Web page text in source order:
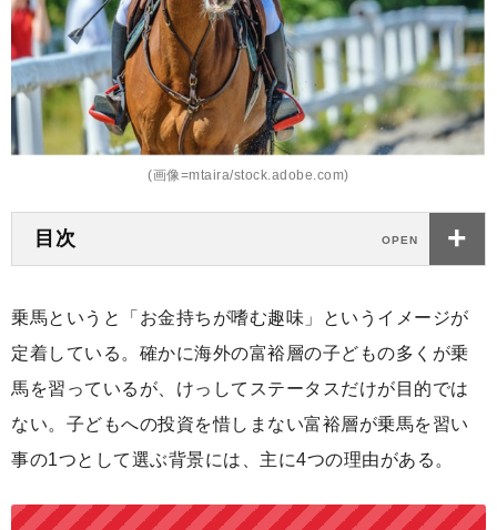
(画像=mtaira/stock.adobe.com)
目次
乗馬というと「お金持ちが嗜む趣味」というイメージが
定着している。確かに海外の富裕層の子どもの多くが乗
馬を習っているが、けっしてステータスだけが目的では
ない。子どもへの投資を惜しまない富裕層が乗馬を習い
事の1つとして選ぶ背景には、主に4つの理由がある。